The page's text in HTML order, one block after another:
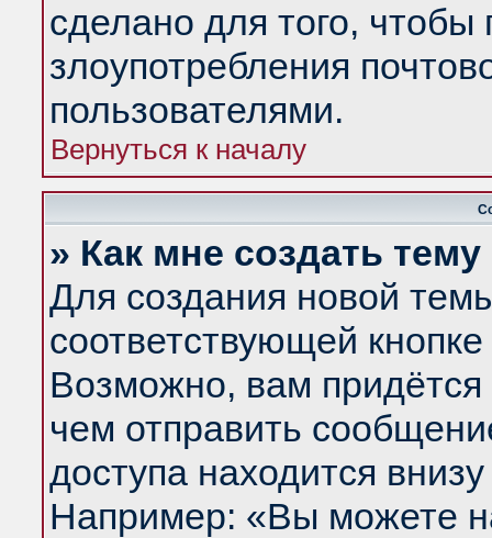
сделано для того, чтобы
злоупотребления
пользователями.
Вернуться к началу
» Как мне создать
Для создания новой
соответствующей
Возможно, вам придётся
чем отправить
доступа находится
Например: «Вы можете